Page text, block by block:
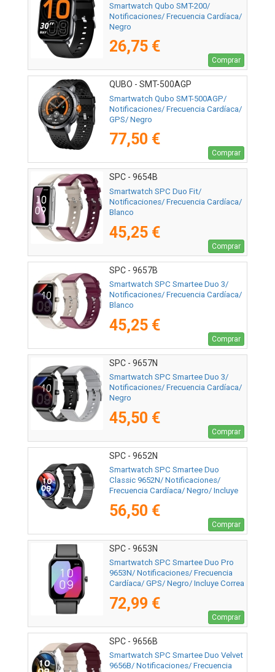
Smartwatch Qubo SMT-200/
Notificaciones/ Frecuencia Cardíaca/
Negro
26,75 €
Comprar
QUBO - SMT-500AGP
Smartwatch Qubo SMT-500AGP/
Notificaciones/ Frecuencia Cardíaca/
GPS/ Negro
77,50 €
Comprar
SPC - 9654B
Smartwatch SPC Duo Fit/
Notificaciones/ Frecuencia Cardíaca/
Blanco
45,25 €
Comprar
SPC - 9657B
Smartwatch SPC Smartee Duo 3/
Notificaciones/ Frecuencia Cardíaca/
Blanco
45,25 €
Comprar
SPC - 9657N
Smartwatch SPC Smartee Duo 3/
Notificaciones/ Frecuencia Cardíaca/
Negro
45,50 €
Comprar
SPC - 9652N
Smartwatch SPC Smartee Duo
Classic 9652N/ Notificaciones/
Frecuencia Cardíaca/ Negro/ Incluye
56,50 €
Comprar
SPC - 9653N
Smartwatch SPC Smartee Duo Pro
9653N/ Notificaciones/ Frecuencia
Cardíaca/ GPS/ Negro/ Incluye Correa
72,99 €
Comprar
SPC - 9656B
Smartwatch SPC Smartee Duo Velvet
9656B/ Notificaciones/ Frecuencia